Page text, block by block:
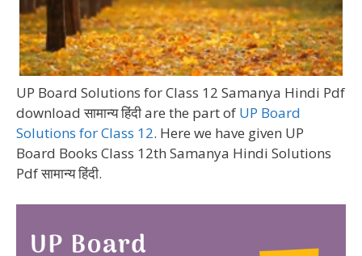
UP Board Solutions for Class 12 Samanya Hindi Pdf
download सामान्य हिंदी are the part of UP Board
Solutions for Class 12. Here we have given UP
Board Books Class 12th Samanya Hindi Solutions
Pdf सामान्य हिंदी.